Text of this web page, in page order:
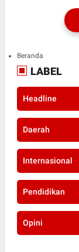
Beranda
LABEL
Headline
Daerah
Internasional
Pendidikan
Opini